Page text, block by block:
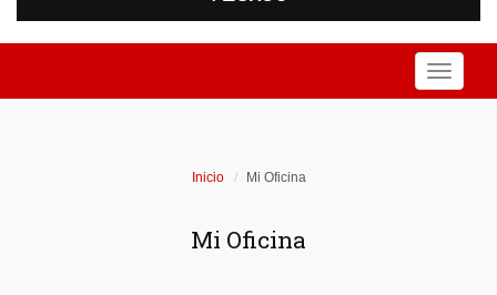
Toggle
Inicio Mi Oficina
Mi Oficina